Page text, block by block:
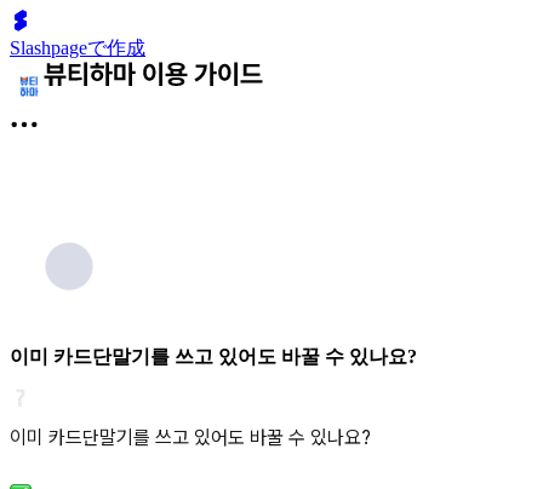
Slashpageで作成
이미 카드단말기를 쓰고 있어도 바꿀 수 있나요?
이미 카드단말기를 쓰고 있어도 바꿀 수 있나요?